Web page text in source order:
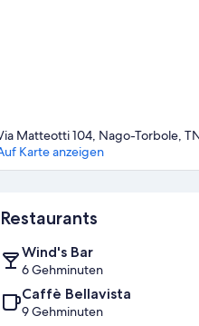
Matteotti 104, Nago-Torbole,
Karte anzeigen
Restaurants
Wind's Bar
6 Gehminuten
Caffè Bellavista
9 Gehminuten